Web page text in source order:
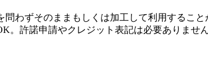
わずそのままもしくは加工して利用するこ
。許諾申請やクレジット表記は必要ありません